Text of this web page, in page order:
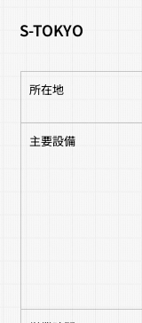
S-TOKYO
所在地
主要設備